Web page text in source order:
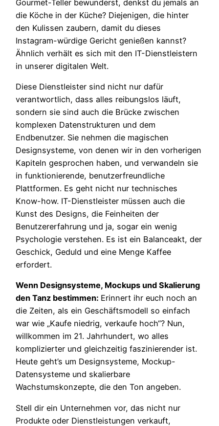
Gourmet-Teller bewunderst, denkst du jemals an
die Köche in der Küche? Diejenigen, die hinter
den Kulissen zaubern, damit du dieses
Instagram-würdige Gericht genießen kannst?
Ähnlich verhält es sich mit den IT-Dienstleistern
in unserer digitalen Welt.
Diese Dienstleister sind nicht nur dafür
verantwortlich, dass alles reibungslos läuft,
sondern sie sind auch die Brücke zwischen
komplexen Datenstrukturen und dem
Endbenutzer. Sie nehmen die magischen
Designsysteme, von denen wir in den vorherigen
Kapiteln gesprochen haben, und verwandeln sie
in funktionierende, benutzerfreundliche
Plattformen. Es geht nicht nur technisches
Know-how. IT-Dienstleister müssen auch die
Kunst des Designs, die Feinheiten der
Benutzererfahrung und ja, sogar ein wenig
Psychologie verstehen. Es ist ein Balanceakt, der
Geschick, Geduld und eine Menge Kaffee
erfordert.
Wenn Designsysteme, Mockups und Skalierung
den Tanz bestimmen: Erinnert ihr euch noch an
die Zeiten, als ein Geschäftsmodell so einfach
war wie „Kaufe niedrig, verkaufe hoch“? Nun,
willkommen im 21. Jahrhundert, wo alles
komplizierter und gleichzeitig faszinierender ist.
Heute geht’s um Designsysteme, Mockup-
Datensysteme und skalierbare
Wachstumskonzepte, die den Ton angeben.
Stell dir ein Unternehmen vor, das nicht nur
Produkte oder Dienstleistungen verkauft,